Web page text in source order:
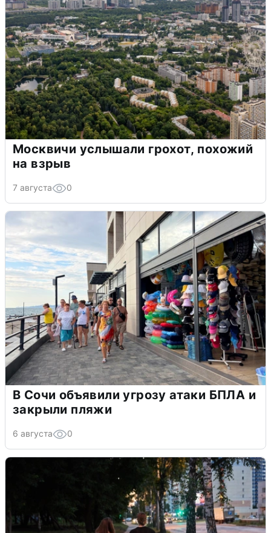
Москвичи услышали грохот, похожий
на взрыв
7 августа 0
В Сочи объявили угрозу атаки БПЛА и
закрыли пляжи
6 августа 0